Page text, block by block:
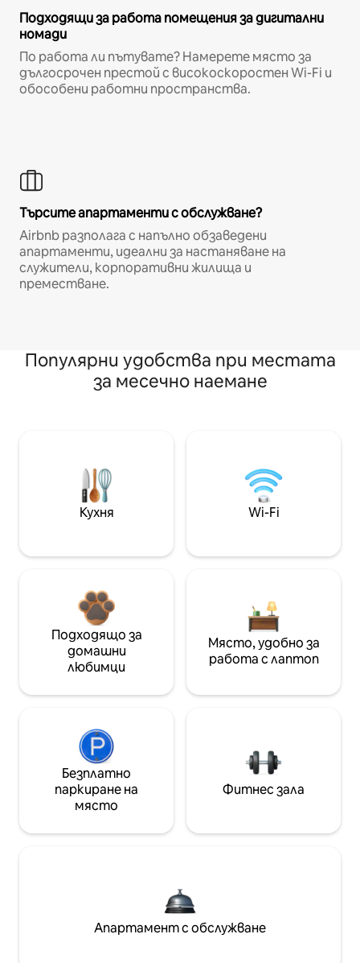
Подходящи за работа помещения за дигитални
номади
По работа ли пътувате? Намерете място за
дългосрочен престой с високоскоростен Wi-Fi и
обособени работни пространства.
Търсите апартаменти с обслужване?
Airbnb разполага с напълно обзаведени
апартаменти, идеални за настаняване на
служители, корпоративни жилища и
преместване.
Популярни удобства при местата
за месечно наемане
Кухня Wi-Fi
Подходящо за
домашни
любимци
Място, удобно за
работа с лаптоп
Безплатно
паркиране на
място
Фитнес зала
Апартамент с обслужване